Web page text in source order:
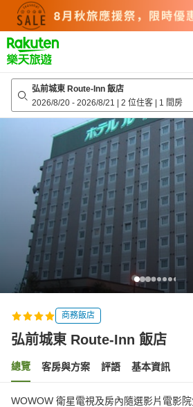
top
page
弘前城東 Route-Inn 飯店
2026/8/20 - 2026/8/21 | 2 位住客 | 1 間房
商務飯店
弘前城東 Route-Inn 飯店
總覽 客房與方案 評語 基本資訊
WOWOW 衛星電視及房內隨選影片電影院